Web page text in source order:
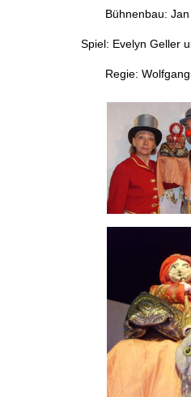
Bühnenbau:
Spiel: Evelyn Geller
Regie: